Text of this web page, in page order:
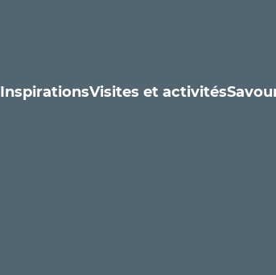
InspirationsVisites et activités